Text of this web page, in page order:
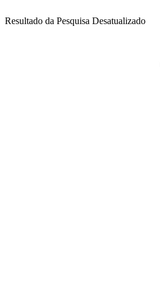
Resultado da Pesquisa Desatualizado